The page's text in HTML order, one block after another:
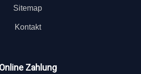
Sitemap
Kontakt
Online Zahlung